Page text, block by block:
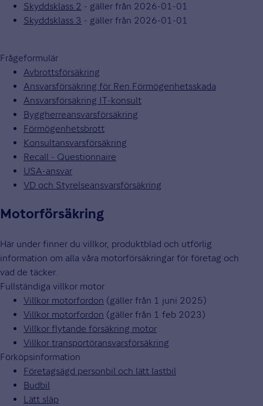
Skyddsklass 2 - gäller från 2026-01-01
Skyddsklass 3 - gäller från 2026-01-01
Frågeformulär
Avbrottsförsäkring
Ansvarsförsäkring för Ren Förmögenhetsskada
Ansvarsförsäkring IT-konsult
Byggherreansvarsförsäkring
Förmögenhetsbrott
Konsultansvarsförsäkring
Recall - Questionnaire
USA-ansvar
VD och Styrelseansvarsförsäkring
Motorförsäkring
Här under finner du villkor, produktblad och utförlig
information om alla våra motorförsäkringar för företag och
vad de täcker.
Fullständiga villkor motor
Villkor motorfordon (gäller från 1 juni 2025)
Villkor motorfordon (gäller från 1 feb 2023)
Villkor flytande försäkring motor
Villkor transportöransvarsförsäkring
Förköpsinformation
Företagsägd personbil och lätt lastbil
Budbil
Lätt släp